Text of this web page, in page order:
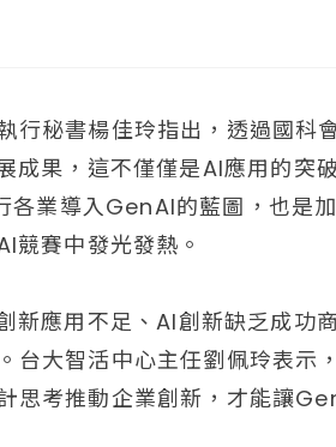
行秘書楊佳玲指出，透過國
成果，這不僅僅是AI應用的突
業導入GenAI的藍圖，也是
競賽中發光發熱。
新應用不足、AI創新缺乏成功
台大智活中心主任劉佩玲表
思考推動企業創新，才能讓